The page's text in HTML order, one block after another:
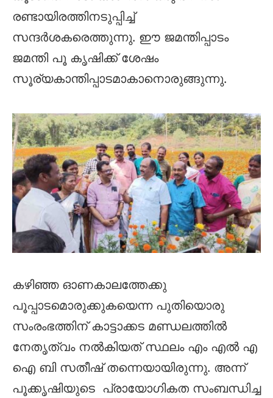
രണ്ടായിരത്തിനടുപ്പിച്ച്
സന്ദർശകരെത്തുന്നു. ഈ ജമന്തിപ്പാടം
ജമന്തി പൂ കൃഷിക്ക് ശേഷം
സൂര്യകാന്തിപ്പാടമാകാനൊരുങ്ങുന്നു.
കഴിഞ്ഞ ഓണകാലത്തേക്കു
പൂപ്പാടമൊരുക്കുകയെന്ന പുതിയൊരു
സംരംഭത്തിന് കാട്ടാക്കട മണ്ഡലത്തിൽ
നേതൃത്വം നൽകിയത് സ്ഥലം എം എൽ എ
ഐ ബി സതീഷ് തന്നെയായിരുന്നു. അന്ന്
പൂക്കൃഷിയുടെ പ്രായോഗികത സംബന്ധിച്ച